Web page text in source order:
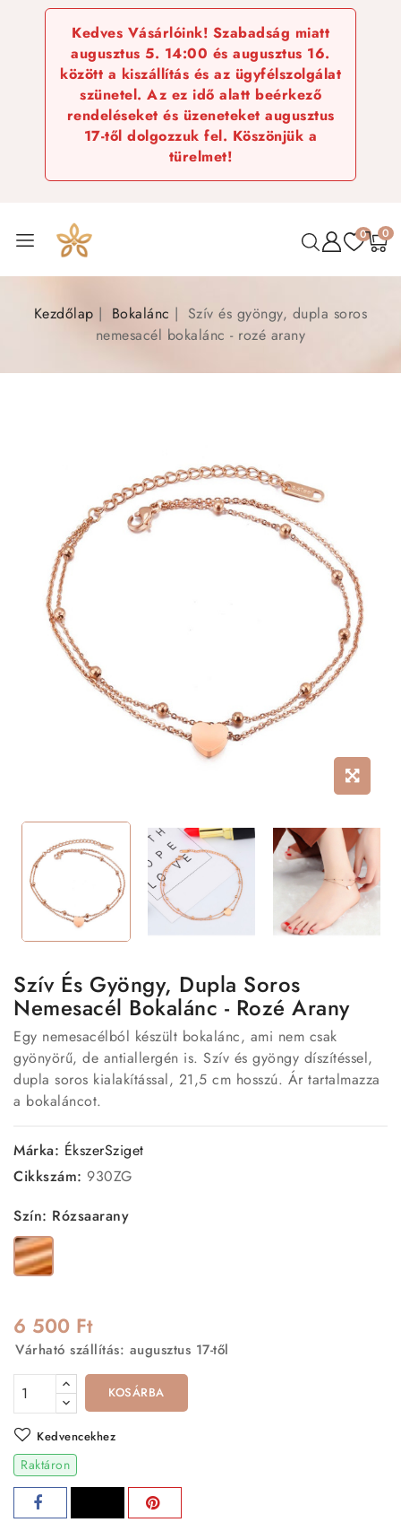
Kedves Vásárlóink! Szabadság miatt
augusztus 5. 14:00 és augusztus 16.
között a kiszállítás és az ügyfélszolgálat
szünetel. Az ez idő alatt beérkező
rendeléseket és üzeneteket augusztus
17-től dolgozzuk fel. Köszönjük a
türelmet!
0 0
Kezdőlap Bokalánc
Szív és gyöngy, dupla soros
nemesacél bokalánc - rozé arany
Szív És Gyöngy, Dupla Soros
Nemesacél Bokalánc - Rozé Arany
Egy nemesacélból készült bokalánc, ami nem csak
gyönyörű, de antiallergén is. Szív és gyöngy díszítéssel,
dupla soros kialakítással, 21,5 cm hosszú. Ár tartalmazza
a bokaláncot.
Márka: ÉkszerSziget
Cikkszám: 930ZG
Szín: Rózsaarany
Rózsaarany
6 500 Ft
Várható szállítás: augusztus 17-től
KOSÁRBA
Kedvencekhez
Raktáron